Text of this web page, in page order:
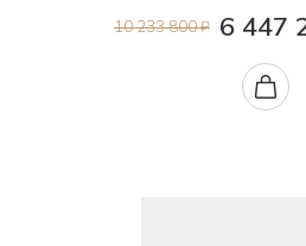
10 233 800 ₽ 6 447